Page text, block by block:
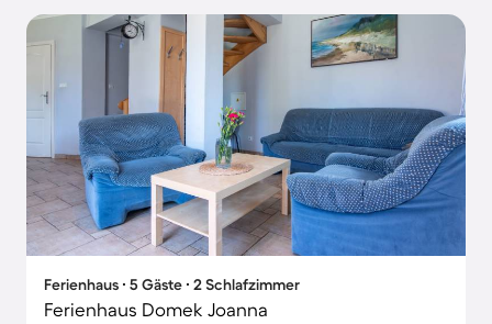
Ferienhaus ∙ 5 Gäste ∙ 2 Schlafzimmer
Ferienhaus Domek Joanna